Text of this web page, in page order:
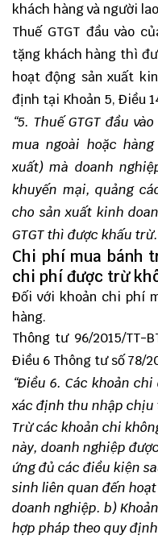
khách hàng và người
Thuế GTGT đầu vào
tặng khách hàng thì
hoạt động sản xuất
định tại Khoản 5, Điều
“5. Thuế GTGT đầu
mua ngoài hoặc
xuất) mà doanh
khuyến mại, quảng
cho sản xuất kinh
GTGT thì được khấu trừ.
Chi phí mua bánh
chi phí được trừ
Đối với khoản chi phí
hàng.
Thông tư 96/2015/TT-
Điều 6 Thông tư số 78/
“Điều 6. Các khoản
xác định thu nhập chịu
Trừ các khoản chi
này, doanh nghiệp
ứng đủ các điều kiện
sinh liên quan đến
doanh nghiệp. b)
hợp pháp theo quy